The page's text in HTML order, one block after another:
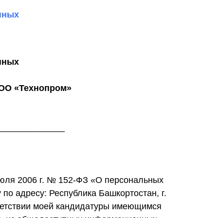
«Технопром»
2006 г. № 152-ФЗ «О персональных
адресу: Республика Башкортостан, г.
моей кандидатуры имеющимся